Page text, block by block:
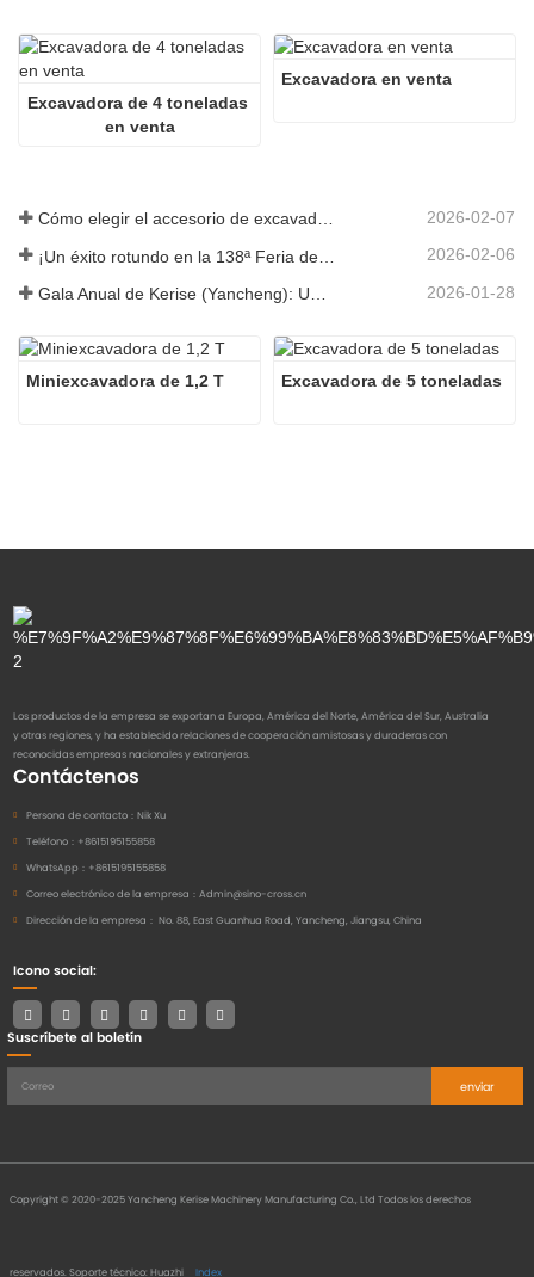
Excavadora de 4 toneladas
en venta
Excavadora en venta
Cómo elegir el accesorio de excavadora adecuado para trabajos de excavación y nivelación 2026-02-07
2026-02-06
2026-01-28
Miniexcavadora de 1,2 T Excavadora de 5 toneladas
Los productos de la empresa se exportan a Europa, América del Norte, América del Sur, Australia
y otras regiones, y ha establecido relaciones de cooperación amistosas y duraderas con
reconocidas empresas nacionales y extranjeras.
Contáctenos
Persona de contacto： Nik Xu
Teléfono： +8615195155858
WhatsApp： +8615195155858
Correo electrónico de la empresa： Admin@sino-cross.cn
Dirección de la empresa： No. 88, East Guanhua Road, Yancheng, Jiangsu, China
Icono social:
Suscríbete al boletín
enviar
Copyright © 2020-2025 Yancheng Kerise Machinery Manufacturing Co., Ltd Todos los derechos
reservados.Soporte técnico: Huazhi Index